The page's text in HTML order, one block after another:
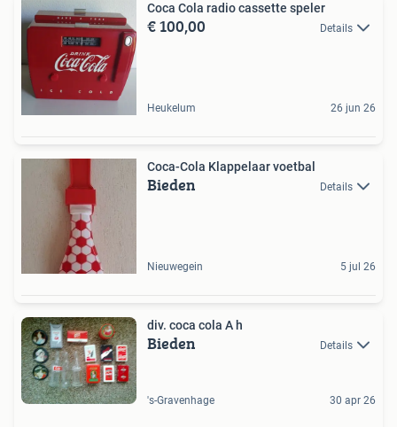
Coca Cola radio cassette speler
€ 100,00 Details
Heukelum 26 jun 26
Coca-Cola Klappelaar voetbal
Bieden Details
Nieuwegein 5 jul 26
div. coca cola A h
Bieden Details
's-Gravenhage 30 apr 26